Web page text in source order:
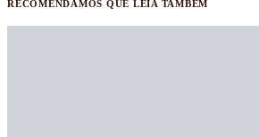
RECOMENDAMOS QUE LEIA TAMBÉM